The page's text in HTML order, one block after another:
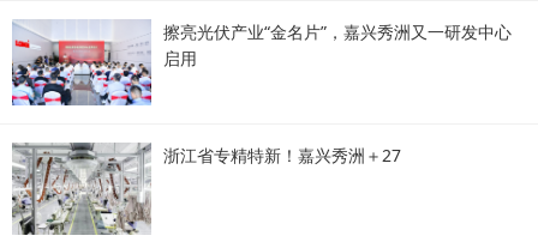
擦亮光伏产业“金名片”，嘉兴秀洲又一研发中心
启用
浙江省专精特新！嘉兴秀洲＋27